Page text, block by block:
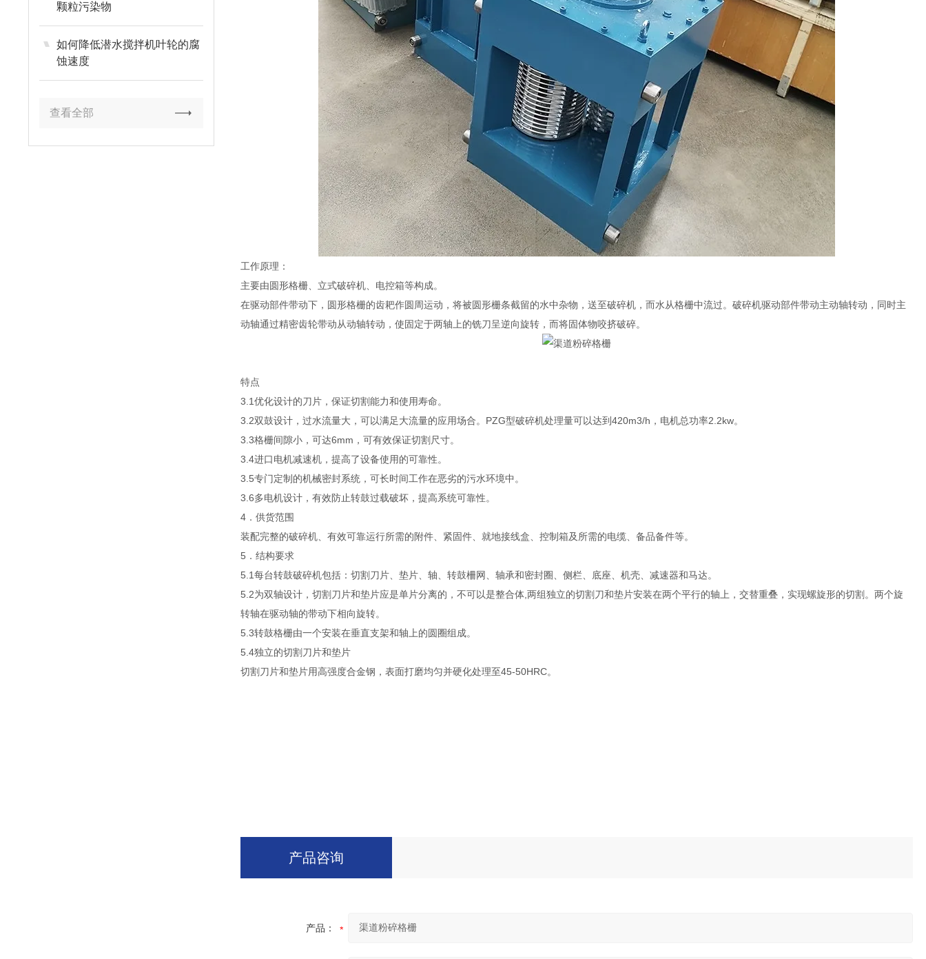
颗粒污染物
如何降低潜水搅拌机叶轮的腐
蚀速度
查看全部
工作原理：
主要由圆形格栅、立式破碎机、电控箱等构成。
在驱动部件带动下，圆形格栅的齿耙作圆周运动，将被圆形栅条截留的水中杂物，送至破碎机，而水从格栅中流过。破碎机驱动部件带动主动轴转动，同时主
动轴通过精密齿轮带动从动轴转动，使固定于两轴上的铣刀呈逆向旋转，而将固体物咬挤破碎。
特点
3.1优化设计的刀片，保证切割能力和使用寿命。
3.2双鼓设计，过水流量大，可以满足大流量的应用场合。PZG型破碎机处理量可以达到420m3/h，电机总功率2.2kw。
3.3格栅间隙小，可达6mm，可有效保证切割尺寸。
3.4进口电机减速机，提高了设备使用的可靠性。
3.5专门定制的机械密封系统，可长时间工作在恶劣的污水环境中。
3.6多电机设计，有效防止转鼓过载破坏，提高系统可靠性。
4．供货范围
装配完整的破碎机、有效可靠运行所需的附件、紧固件、就地接线盒、控制箱及所需的电缆、备品备件等。
5．结构要求
5.1每台转鼓破碎机包括：切割刀片、垫片、轴、转鼓柵网、轴承和密封圈、侧栏、底座、机壳、减速器和马达。
5.2为双轴设计，切割刀片和垫片应是单片分离的，不可以是整合体,两组独立的切割刀和垫片安装在两个平行的轴上，交替重叠，实现螺旋形的切割。两个旋
转轴在驱动轴的带动下相向旋转。
5.3转鼓格栅由一个安装在垂直支架和轴上的圆圈组成。
5.4独立的切割刀片和垫片
切割刀片和垫片用高强度合金钢，表面打磨均匀并硬化处理至45-50HRC。
产品咨询
产品：